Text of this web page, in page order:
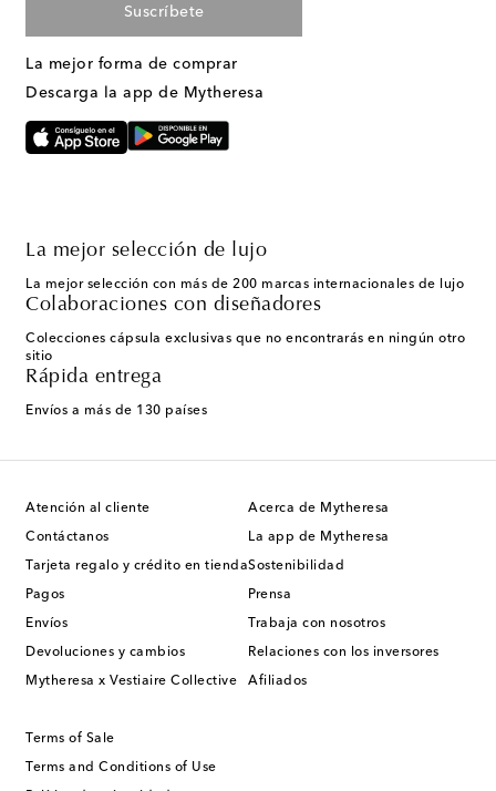
Suscríbete
La mejor forma de comprar
Descarga la app de Mytheresa
La mejor selección de lujo
La mejor selección con más de 200 marcas internacionales de lujo
Colaboraciones con diseñadores
Colecciones cápsula exclusivas que no encontrarás en ningún otro
sitio
Rápida entrega
Envíos a más de 130 países
Atención al cliente
Contáctanos
Tarjeta regalo y crédito en tienda
Pagos
Envíos
Devoluciones y cambios
Mytheresa x Vestiaire Collective
Acerca de Mytheresa
La app de Mytheresa
Sostenibilidad
Prensa
Trabaja con nosotros
Relaciones con los inversores
Afiliados
Terms of Sale
Terms and Conditions of Use